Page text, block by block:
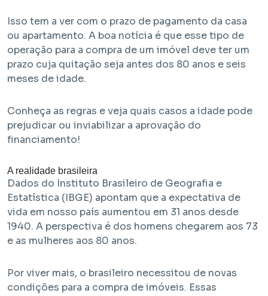
Isso tem a ver com o prazo de pagamento da casa
ou apartamento. A boa notícia é que esse tipo de
operação para a compra de um imóvel deve ter um
prazo cuja quitação seja antes dos 80 anos e seis
meses de idade.
Conheça as regras e veja quais casos a idade pode
prejudicar ou inviabilizar a aprovação do
financiamento!
A realidade brasileira
Dados do Instituto Brasileiro de Geografia e
Estatística (IBGE) apontam que a expectativa de
vida em nosso país aumentou em 31 anos desde
1940. A perspectiva é dos homens chegarem aos 73
e as mulheres aos 80 anos.
Por viver mais, o brasileiro necessitou de novas
condições para a compra de imóveis. Essas
Em Obra
Santa Cecília - São Paulo / SP
Projeto EHMP com unidades de HIS 1, HMP e R2V